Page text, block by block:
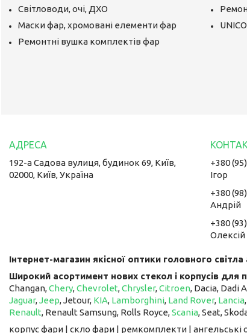
Світловоди, очі, ДХО
Маски фар, хромовані елементи фар
Ремонтні вушка комплектів фар
192-а Садова вулиця, будинок 69, Київ,
02000, Київ, Україна
+380
Ігор
+380
Андрій
+380
Олексій
Інтернет-магазин якісної оптики головного світла
Широкий асортимент нових стекол і корпусів
Changan,Chery,Chevrolet,Chrysler,Citroen, Dacia, Dadi
Jaguar,Jeep, Jetour, ​​​​​​​ KIA, Lamborghini, Land Rover, Lancia,
Renault, Renault Samsung, Rolls Royce,Scania, Seat,
корпус фари | скло фари | ремкомплекти | ангельські